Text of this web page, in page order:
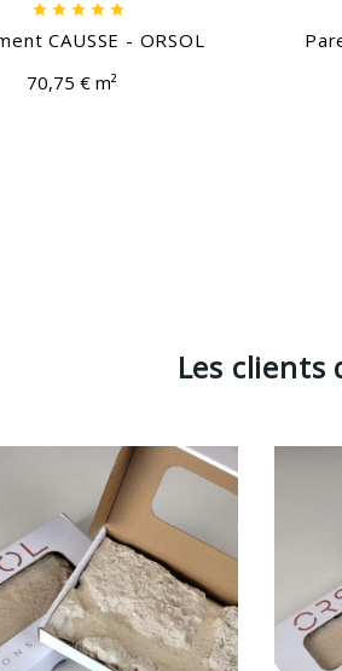
    
CAUSSE - ORSOL
70,75 € m²
Les